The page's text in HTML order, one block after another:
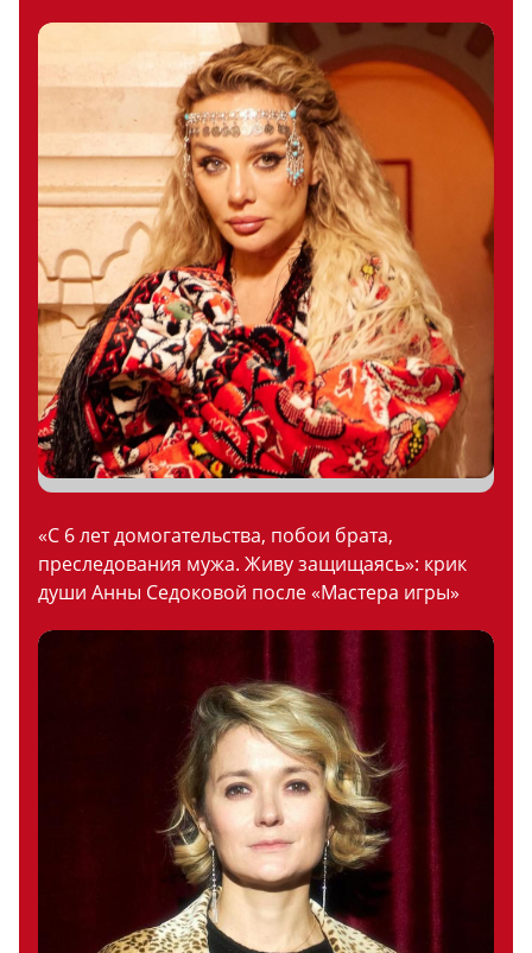
«С 6 лет домогательства, побои брата,
преследования мужа. Живу защищаясь»: крик
души Анны Седоковой после «Мастера игры»